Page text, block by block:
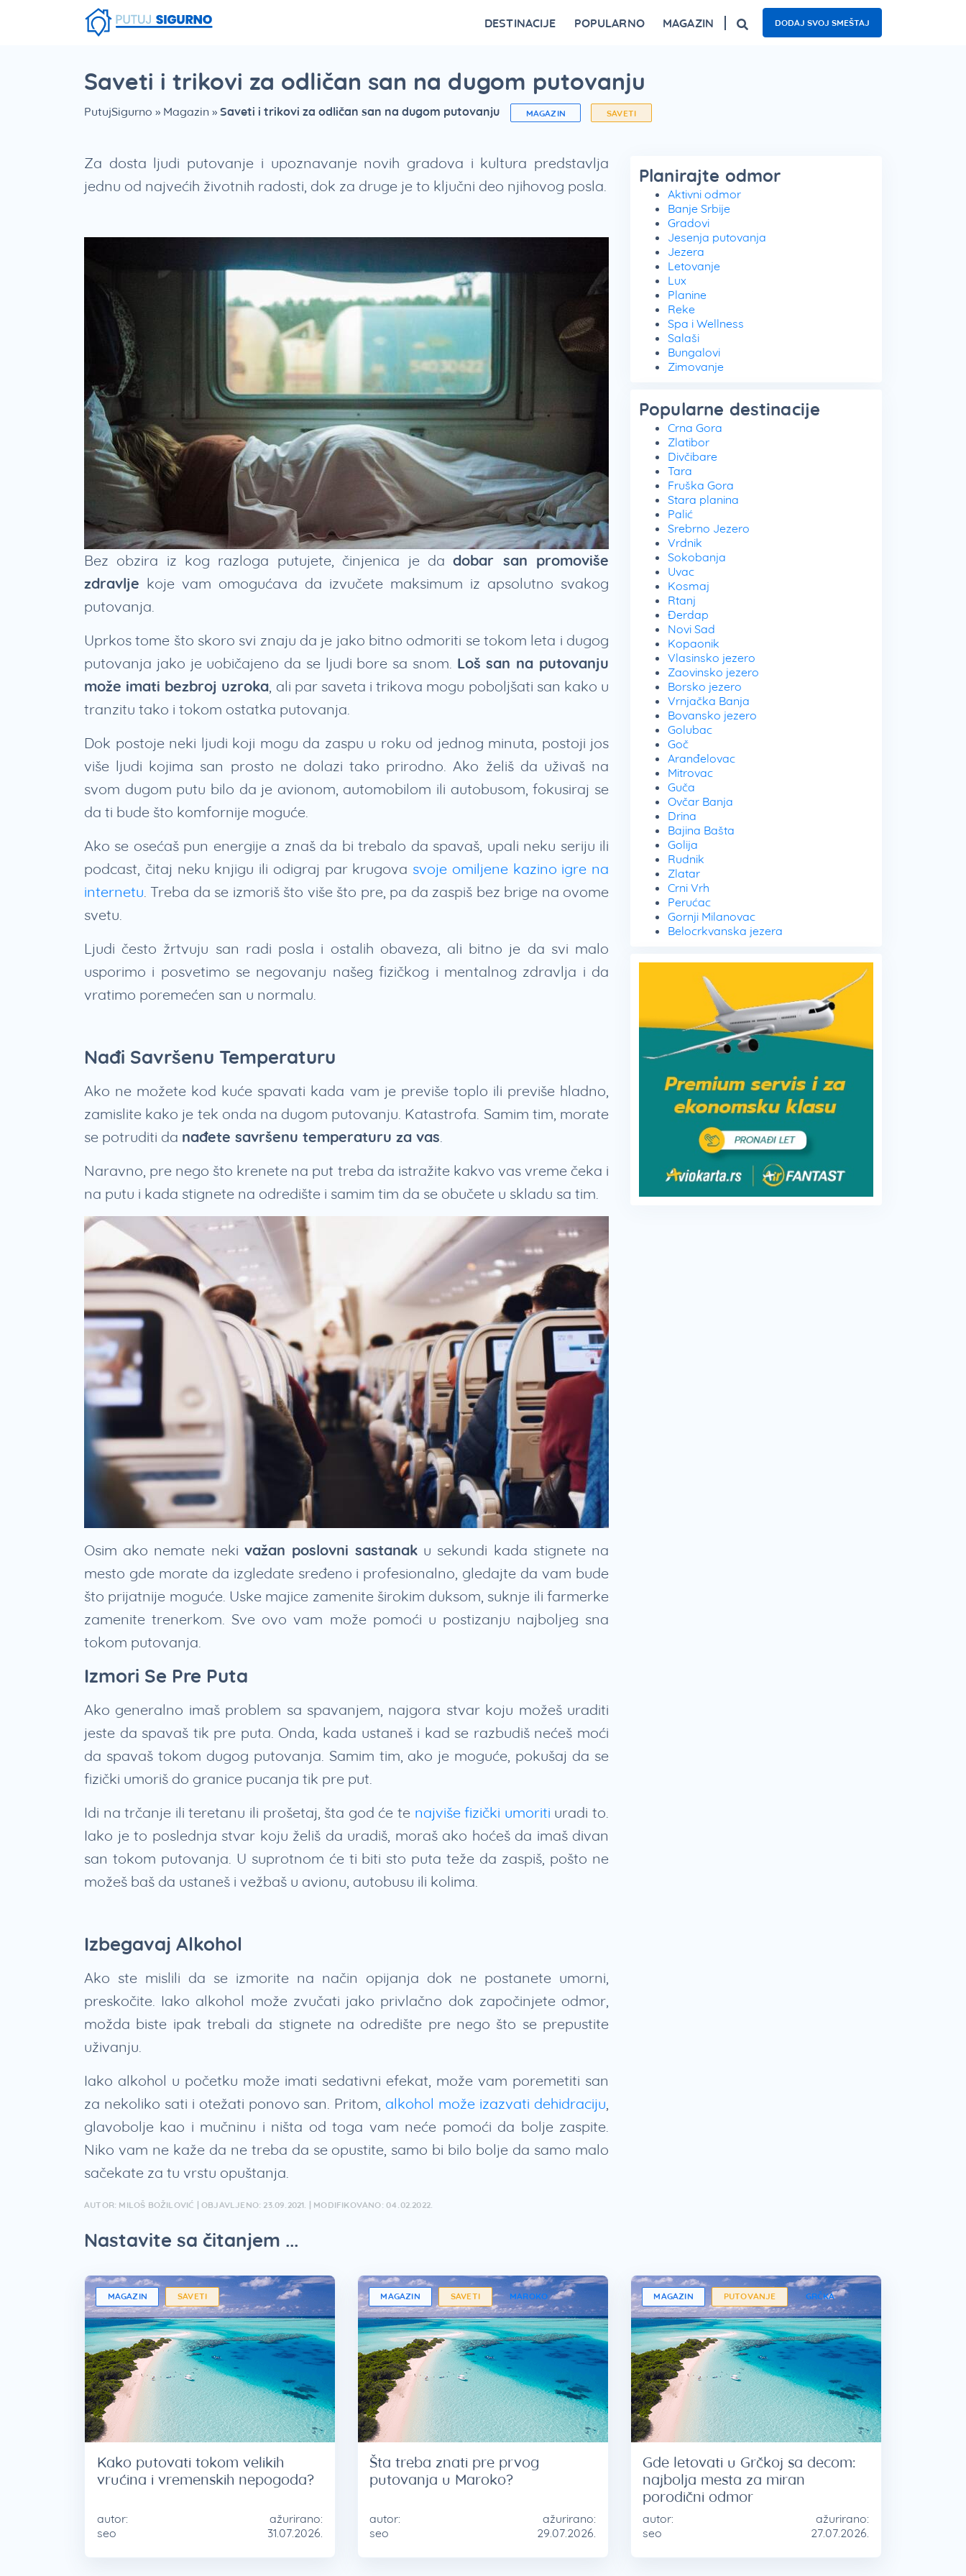
DESTINACIJE POPULARNO MAGAZIN DODAJ SVOJ SMEŠTAJ
Saveti i trikovi za odličan san na dugom putovanju
PutujSigurno » Magazin » Saveti i trikovi za odličan san na dugom putovanju MAGAZIN SAVETI
Za dosta ljudi putovanje i upoznavanje novih gradova i kultura predstavlja
jednu od najvećih životnih radosti, dok za druge je to ključni deo njihovog posla.
Bez obzira iz kog razloga putujete, činjenica je dadobar san promoviše
zdravlje koje vam omogućava da izvučete maksimum iz apsolutno svakog
putovanja.
Uprkos tome što skoro svi znaju da je jako bitno odmoriti se tokom leta i dugog
putovanja jako je uobičajeno da se ljudi bore sa snom. Loš san na putovanju
može imati bezbroj uzroka, ali par saveta i trikova mogu poboljšati san kako u
tranzitu tako i tokom ostatka putovanja.
Dok postoje neki ljudi koji mogu da zaspu u roku od jednog minuta, postoji jos
više ljudi kojima san prosto ne dolazi tako prirodno. Ako želiš da uživaš na
svom dugom putu bilo da je avionom, automobilom ili autobusom, fokusiraj se
da ti bude što komfornije moguće.
Ako se osećaš pun energije a znaš da bi trebalo da spavaš, upali neku seriju ili
podcast, čitaj neku knjigu ili odigraj par krugova svoje omiljene kazino igre na
internetu. Treba da se izmoriš što više što pre, pa da zaspiš bez brige na ovome
svetu.
Ljudi često žrtvuju san radi posla i ostalih obaveza, ali bitno je da svi malo
usporimo i posvetimo se negovanju našeg fizičkog i mentalnog zdravlja i da
vratimo poremećen san u normalu.
Nađi Savršenu Temperaturu
Ako ne možete kod kuće spavati kada vam je previše toplo ili previše hladno,
zamislite kako je tek onda na dugom putovanju. Katastrofa. Samim tim, morate
se potruditi da nađete savršenu temperaturu za vas.
Naravno, pre nego što krenete na put treba da istražite kakvo vas vreme čeka i
na putu i kada stignete na odredište i samim tim da se obučete u skladu sa tim.
Osim ako nemate neki važan poslovni sastanak u sekundi kada stignete na
mesto gde morate da izgledate sređeno i profesionalno, gledajte da vam bude
što prijatnije moguće. Uske majice zamenite širokim duksom, suknje ili farmerke
zamenite trenerkom. Sve ovo vam može pomoći u postizanju najboljeg sna
tokom putovanja.
Izmori Se Pre Puta
Ako generalno imaš problem sa spavanjem, najgora stvar koju možeš uraditi
jeste da spavaš tik pre puta. Onda, kada ustaneš i kad se razbudiš nećeš moći
da spavaš tokom dugog putovanja. Samim tim, ako je moguće, pokušaj da se
fizički umoriš do granice pucanja tik pre put.
Idi na trčanje ili teretanu ili prošetaj, šta god će te najviše fizički umoriti uradi to.
Iako je to poslednja stvar koju želiš da uradiš, moraš ako hoćeš da imaš divan
san tokom putovanja. U suprotnom će ti biti sto puta teže da zaspiš, pošto ne
možeš baš da ustaneš i vežbaš u avionu, autobusu ili kolima.
Izbegavaj Alkohol
Ako ste mislili da se izmorite na način opijanja dok ne postanete umorni,
preskočite. Iako alkohol može zvučati jako privlačno dok započinjete odmor,
možda biste ipak trebali da stignete na odredište pre nego što se prepustite
uživanju.
Iako alkohol u početku može imati sedativni efekat, može vam poremetiti san
za nekoliko sati i otežati ponovo san. Pritom, alkohol može izazvati dehidraciju,
glavobolje kao i mučninu i ništa od toga vam neće pomoći da bolje zaspite.
Niko vam ne kaže da ne treba da se opustite, samo bi bilo bolje da samo malo
sačekate za tu vrstu opuštanja.
AUTOR: MILOŠ BOŽILOVIĆ | OBJAVLJENO: 23.09.2021. | MODIFIKOVANO: 04.02.2022.
Planirajte odmor
Aktivni odmor
Banje Srbije
Gradovi
Jesenja putovanja
Jezera
Letovanje
Lux
Planine
Reke
Spa i Wellness
Salaši
Bungalovi
Zimovanje
Popularne destinacije
Crna Gora
Zlatibor
Divčibare
Tara
Fruška Gora
Stara planina
Palić
Srebrno Jezero
Vrdnik
Sokobanja
Uvac
Kosmaj
Rtanj
Đerdap
Novi Sad
Kopaonik
Vlasinsko jezero
Zaovinsko jezero
Borsko jezero
Vrnjačka Banja
Bovansko jezero
Golubac
Goč
Aranđelovac
Mitrovac
Guča
Ovčar Banja
Drina
Bajina Bašta
Golija
Rudnik
Zlatar
Crni Vrh
Perućac
Gornji Milanovac
Belocrkvanska jezera
Nastavite sa čitanjem ...
MAGAZIN SAVETI
Kako putovati tokom velikih
vrućina i vremenskih nepogoda?
autor:
seo
ažurirano:
31.07.2026.
MAGAZIN SAVETI MAROKO
Šta treba znati pre prvog
putovanja u Maroko?
autor:
seo
ažurirano:
29.07.2026.
MAGAZIN PUTOVANJE GRČKA
Gde letovati u Grčkoj sa decom:
najbolja mesta za miran
porodični odmor
autor:
seo
ažurirano:
27.07.2026.